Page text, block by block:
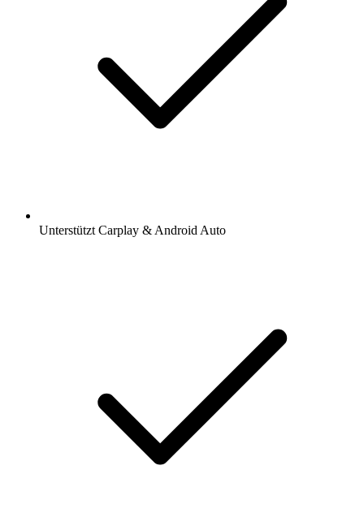
Unterstützt Carplay & Android Auto